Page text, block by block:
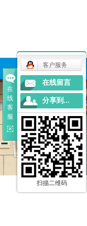
在
线
客
服
客户服务
在线留言
分享到...
扫描二维码